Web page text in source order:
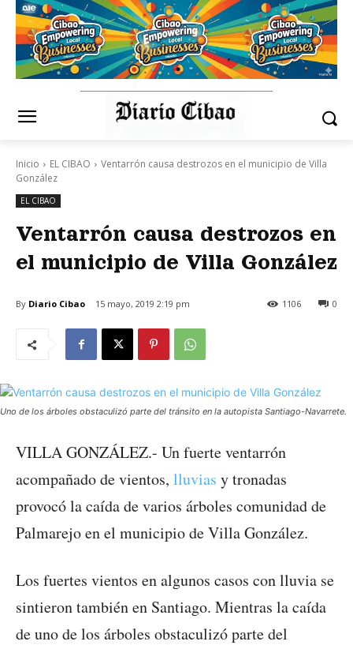
Inicio EL CIBAO
Ventarrón causa destrozos en el municipio de Villa
González
EL CIBAO
Ventarrón causa destrozos en
el municipio de Villa González
By Diario Cibao 15 mayo, 2019 2:19 pm 0
1106
Uno de los árboles obstaculizó parte del tránsito en la autopista Santiago-Navarrete.
VILLA GONZÁLEZ.- Un fuerte ventarrón
acompañado de vientos, lluvias y tronadas
provocó la caída de varios árboles comunidad de
Palmarejo en el municipio de Villa González.
Los fuertes vientos en algunos casos con lluvia se
sintieron también en Santiago. Mientras la caída
de uno de los árboles obstaculizó parte del